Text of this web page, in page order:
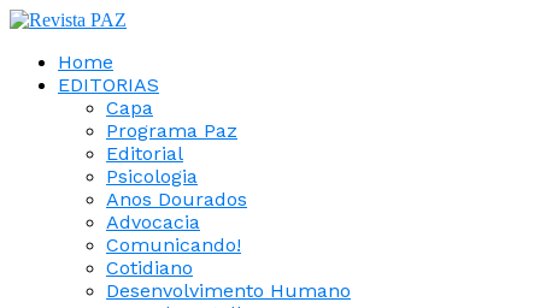
Home
EDITORIAS
Capa
Programa Paz
Editorial
Psicologia
Anos Dourados
Advocacia
Comunicando!
Cotidiano
Desenvolvimento Humano